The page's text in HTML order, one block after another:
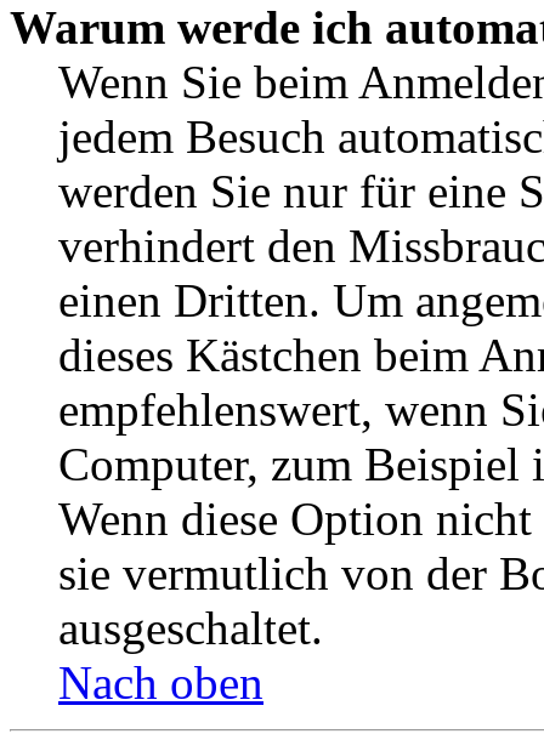
Warum werde ich
Wenn Sie beim
jedem Besuch
werden Sie nur für eine
verhindert den
einen Dritten. Um
dieses Kästchen beim
empfehlenswert, wenn
Computer, zum Beispiel
Wenn diese Option
sie vermutlich von der
ausgeschaltet.
Nach oben